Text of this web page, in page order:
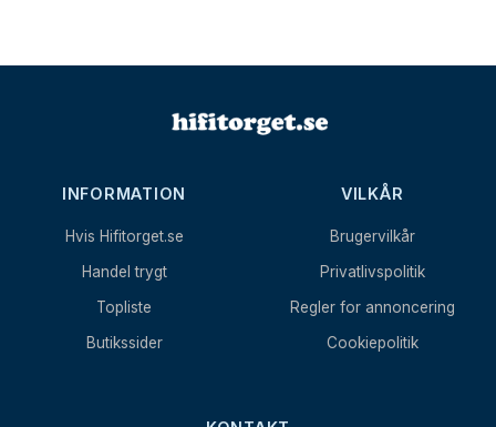
INFORMATION
Hvis Hifitorget.se
Handel trygt
Topliste
Butikssider
VILKÅR
Brugervilkår
Privatlivspolitik
Regler for annoncering
Cookiepolitik